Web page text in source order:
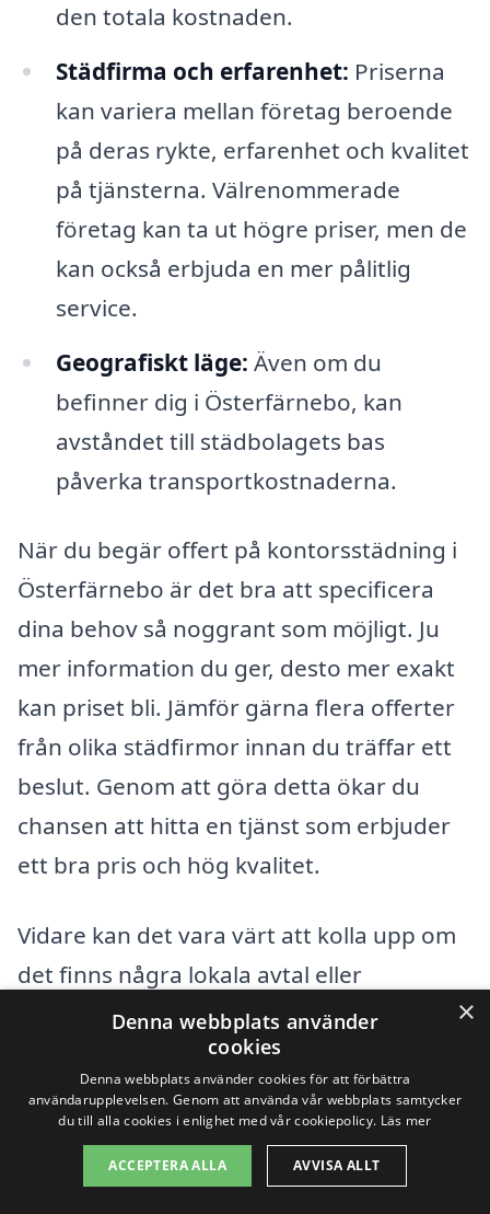
den totala kostnaden.
Städfirma och erfarenhet: Priserna
kan variera mellan företag beroende
på deras rykte, erfarenhet och kvalitet
på tjänsterna. Välrenommerade
företag kan ta ut högre priser, men de
kan också erbjuda en mer pålitlig
service.
Geografiskt läge: Även om du
befinner dig i Österfärnebo, kan
avståndet till städbolagets bas
påverka transportkostnaderna.
När du begär offert på kontorsstädning i
Österfärnebo är det bra att specificera
dina behov så noggrant som möjligt. Ju
mer information du ger, desto mer exakt
kan priset bli. Jämför gärna flera offerter
från olika städfirmor innan du träffar ett
beslut. Genom att göra detta ökar du
chansen att hitta en tjänst som erbjuder
ett bra pris och hög kvalitet.
Vidare kan det vara värt att kolla upp om
det finns några lokala avtal eller
kampanjer som kan hjälpa dig att sänka
kostnaderna. Många städfirmor i
Österfärnebo erbjuder specialpriser för
nya kunder eller vid längre åtaganden.
Tveka inte att utnyttja dessa möjligheter
×
Denna webbplats använder
cookies
Denna webbplats använder cookies för att förbättra
användarupplevelsen. Genom att använda vår webbplats samtycker
du till alla cookies i enlighet med vår cookiepolicy. Läs mer
ACCEPTERA ALLA AVVISA ALLT